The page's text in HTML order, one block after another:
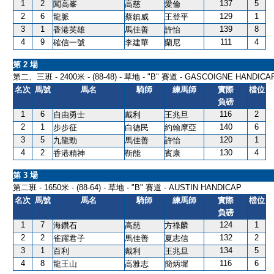
1 2 闖高峯 高慈 愛倫 137
5
2
6 龍脈 蔡鎮威 王登平 129
1
3
1 香港英雄 馬佳善 許怡 139
8
4
9 確信一號 李建華 蘭尼 111 4
第 2 場
第二、三班 - 2400米 - (88-48) - 草地 - "B" 賽道 - GASCOIGNE
名次 馬號 馬名 騎師 練馬師
實際
負磅
檔位
1 6 自由勇士 戴利 王兆旦 116
2
2
1 步步征 白德民 約翰摩亞 140
6
3
5 九龍勁 馬佳善 許怡 120
1
4
2 香港精神 靳能 賓康 130 4
第 3 場
第二班 - 1650米 - (88-64) - 草地 - "B" 賽道 - AUSTIN HANDICAP
名次 馬號 馬名 騎師 練馬師
實際
負磅
檔位
1 7 海鑽石 高慈 方祿麟 124
1
2
2 雀躍君子 馬佳善 夏志信 132
2
3
1 百利 戴利 王兆旦 134
5
4
8 龍王山 高雅志 簡炳墀 116 6